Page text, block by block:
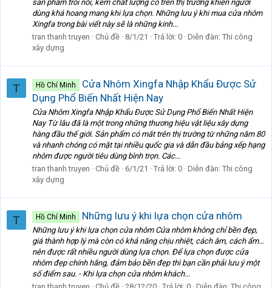
sản phẩm trôi nổi, kém chất lượng có trên thị trường khiến người
dùng khá hoang mang khi lựa chọn. Những lưu ý khi mua cửa nhôm
Xingfa trong bài viết này sẽ là những kinh...
tran thanh truyen
Chủ đề 8/1/21 Trả lời: 0 Diễn đàn: Thi công
xây dựng
T Hồ Chí Minh
Cửa Nhôm Xingfa Nhập Khẩu Được Sử
Dụng Phổ Biến Nhất Hiện Nay
Cửa Nhôm Xingfa Nhập Khẩu Được Sử Dụng Phổ Biến Nhất Hiện
Nay Từ lâu đã là một trong những thương hiệu vật liệu xây dựng
hàng đầu thế giới. Sản phẩm có mắt trên thị trường từ những năm 80
và nhanh chóng có mặt tại nhiều quốc gia và dẫn đầu bảng xếp hạng
nhôm được người tiêu dùng bình trọn. Các...
tran thanh truyen
Chủ đề 6/1/21 Trả lời: 0 Diễn đàn: Thi công
xây dựng
T Hồ Chí Minh Những lưu ý khi lựa chọn cửa nhôm
Những lưu ý khi lựa chọn cửa nhôm Cửa nhôm không chỉ bền đẹp,
giá thành hợp lý mà còn có khả năng chịu nhiệt, cách âm, cách ẩm…
nên được rất nhiều người dùng lựa chọn. Để lựa chọn được cửa
nhôm đẹp chính hãng, đảm bảo bền đẹp thì bạn cần phải lưu ý một
số điểm sau. - Khi lựa chọn cửa nhôm khách...